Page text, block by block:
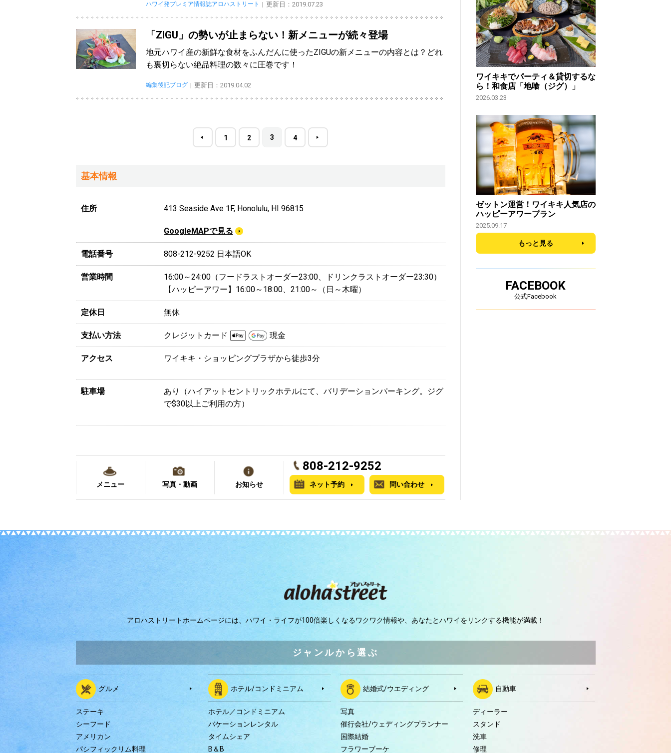
ハワイ発プレミア情報誌アロハストリート 更新日：2019.07.23
「ZIGU」の勢いが止まらない！新メニューが続々登場
地元ハワイ産の新鮮な食材をふんだんに使ったZIGUの新メニューの内容とは？どれ
も裏切らない絶品料理の数々に圧巻です！
編集後記ブログ 更新日：2019.04.02
1 2 3 4
基本情報
住所 413 Seaside Ave 1F, Honolulu, HI 96815
GoogleMAPで見る
電話番号 808-212-9252 日本語OK
営業時間
16:00～24:00（フードラストオーダー23:00、ドリンクラストオーダー23:30）
【ハッピーアワー】16:00～18:00、21:00～（日～木曜）
定休日 無休
支払い方法 クレジットカード 現金
アクセス ワイキキ・ショッピングプラザから徒歩3分
駐車場
あり（ハイアットセントリックホテルにて、バリデーションパーキング。ジグ
で$30以上ご利用の方）
メニュー 写真・動画 お知らせ
808-212-9252
ネット予約 問い合わせ
ワイキキでパーティ＆貸切するな
ら！和食店「地喰（ジグ）」
2026.03.23
ゼットン運営！ワイキキ人気店の
ハッピーアワープラン
2025.09.17
もっと見る
FACEBOOK
公式Facebook
アロハストリートホームページには、 ハワイ・ライフが100倍楽しくなるワクワク情報や、 あなたとハワイをリンクする機能が満載！
ジャンルから選ぶ
グルメ
ステーキ
シーフード
アメリカン
パシフィックリム料理
ホテル/コンドミニアム
ホテル／コンドミニアム
バケーションレンタル
タイムシェア
B＆B
結婚式/ウエディング
写真
催行会社/ウェディングプランナー
国際結婚
フラワーブーケ
自動車
ディーラー
スタンド
洗車
修理